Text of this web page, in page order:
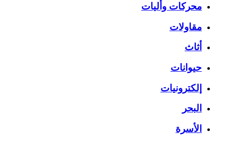
محركات وأليات
مقاولات
أثاث
حيوانات
إلكترونيات
البحر
الأسرة